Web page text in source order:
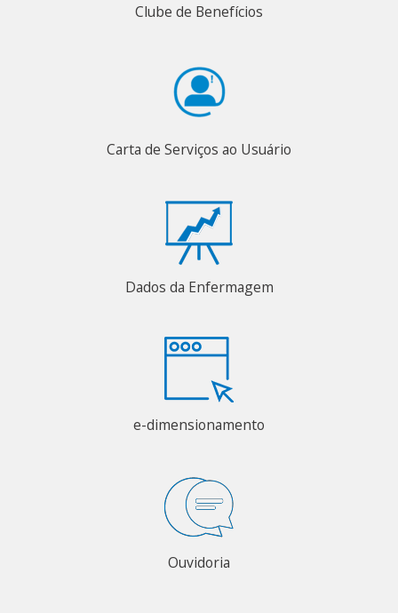
Clube de Benefícios
Carta de Serviços ao Usuário
Dados da Enfermagem
e-dimensionamento
Ouvidoria